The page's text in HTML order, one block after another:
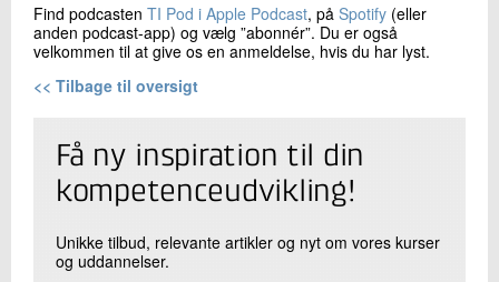
Find podcasten TI Pod i Apple Podcast, på Spotify (eller
anden podcast-app) og vælg ”abonnér”. Du er også
velkommen til at give os en anmeldelse, hvis du har lyst.
<< Tilbage til oversigt
Få ny inspiration til din
kompetenceudvikling!
Unikke tilbud, relevante artikler og nyt om vores kurser
og uddannelser.